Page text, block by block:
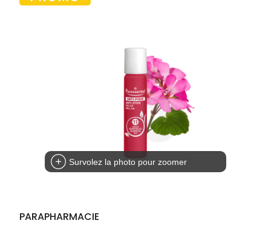
alimentaires
CHEVEUX
VOTRE
Survolez la photo pour zoomer
PARAPHARMACIE